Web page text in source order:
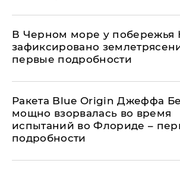
В Черном море у побережья
зафиксировано
первые подробности
Ракета Blue Origin Джеффа
мощно взорвалась во время
испытаний во Флориде –
подробности